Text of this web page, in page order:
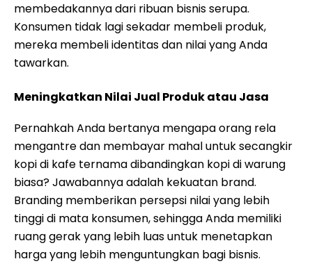
membedakannya dari ribuan bisnis serupa.
Konsumen tidak lagi sekadar membeli produk,
mereka membeli identitas dan nilai yang Anda
tawarkan.
Meningkatkan Nilai Jual Produk atau Jasa
Pernahkah Anda bertanya mengapa orang rela
mengantre dan membayar mahal untuk secangkir
kopi di kafe ternama dibandingkan kopi di warung
biasa? Jawabannya adalah kekuatan brand.
Branding memberikan persepsi nilai yang lebih
tinggi di mata konsumen, sehingga Anda memiliki
ruang gerak yang lebih luas untuk menetapkan
harga yang lebih menguntungkan bagi bisnis.